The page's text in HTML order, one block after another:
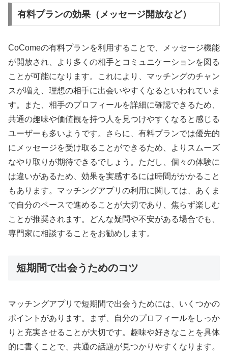
有料プランの効果（メッセージ開放など）
CoComeの有料プランを利用することで、メッセージ機能
が開放され、より多くの相手とコミュニケーションを図る
ことが可能になります。これにより、マッチングのチャン
スが増え、理想の相手に出会いやすくなるといわれていま
す。また、相手のプロフィールを詳細に確認できるため、
共通の趣味や価値観を持つ人を見つけやすくなると感じる
ユーザーも多いようです。さらに、有料プランでは優先的
にメッセージを受け取ることができるため、よりスムーズ
なやり取りが期待できるでしょう。ただし、個々の体験に
は違いがあるため、効果を実感するには時間がかかること
もあります。マッチングアプリの利用に関しては、あくま
で自分のペースで進めることが大切であり、焦らず楽しむ
ことが推奨されます。どんな疑問や不安がある場合でも、
専門家に相談することをお勧めします。
短期間で出会うためのコツ
マッチングアプリで短期間で出会うためには、いくつかの
ポイントがあります。まず、自分のプロフィールをしっか
りと充実させることが大切です。趣味や好きなことを具体
的に書くことで、共通の話題が見つかりやすくなります。